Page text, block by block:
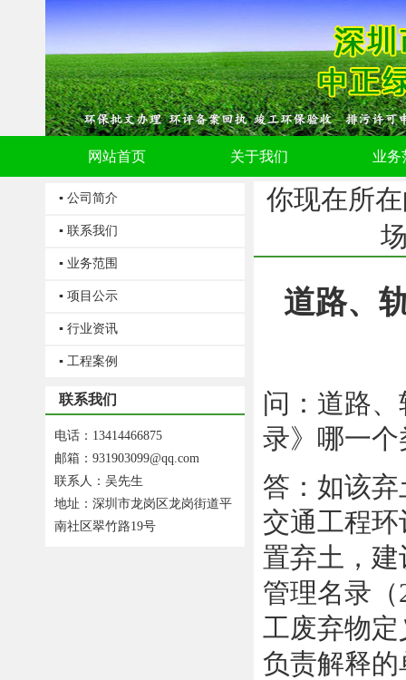
网站首页 关于我们 业务
▪ 公司简介
▪ 联系我们
▪ 业务范围
▪ 项目公示
▪ 行业资讯
▪ 工程案例
联系我们
电话：13414466875
邮箱：931903099@qq.com
联系人：吴先生
地址：深圳市龙岗区龙岗街道平
南社区翠竹路19号
你现在所
道路、
问：道路
录》哪一
答：如该
交通工程
置弃土，
管理名录
工废弃物
负责解释